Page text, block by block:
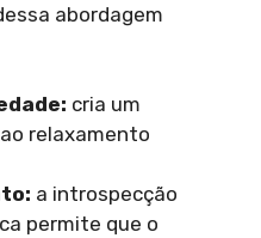
abordagem
cria um
relaxamento
a introspecção
permite que o